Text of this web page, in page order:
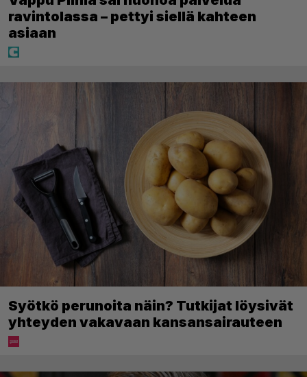
ravintolassa – pettyi siellä kahteen
asiaan
Syötkö perunoita näin? Tutkijat löysivät
yhteyden vakavaan kansansairauteen